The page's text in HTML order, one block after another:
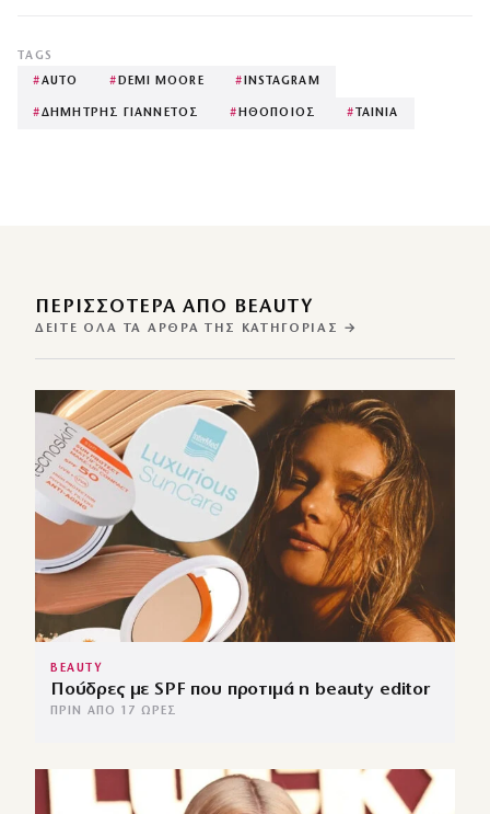
TAGS
#AUTO # DEMI MOORE # INSTAGRAM
#ΔΗΜΗΤΡΗΣ ΓΙΑΝΝΕΤΟΣ # ΗΘΟΠΟΙΟΣ # ΤΑΙΝΙΑ
ΠΕΡΙΣΣΌΤΕΡΑ ΑΠΌ BEAUTY
ΔΕΊΤΕ ΌΛΑ ΤΑ ΆΡΘΡΑ ΤΗΣ ΚΑΤΗΓΟΡΊΑΣ →
BEAUTY
Πούδρες με SPF που προτιμά η beauty editor
ΠΡΙΝ ΑΠΌ 17 ΏΡΕΣ